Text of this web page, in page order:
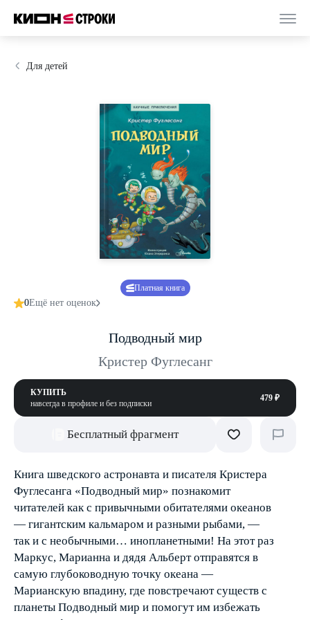
Для детей
Платная книга
0Ещё нет оценок
Подводный мир
Кристер Фуглесанг
КУПИТЬ
навсегда в профиле и без подписки
479 ₽
Бесплатный фрагмент
Книга шведского астронавта и писателя Кристера
Фуглесанга «Подводный мир» познакомит
читателей как с привычными обитателями океанов
— гигантским кальмаром и разными рыбами, —
так и с необычными… инопланетными! На этот раз
Маркус, Марианна и дядя Альберт отправятся в
самую глубоководную точку океана —
Марианскую впадину, где повстречают существ с
планеты Подводный мир и помогут им избежать